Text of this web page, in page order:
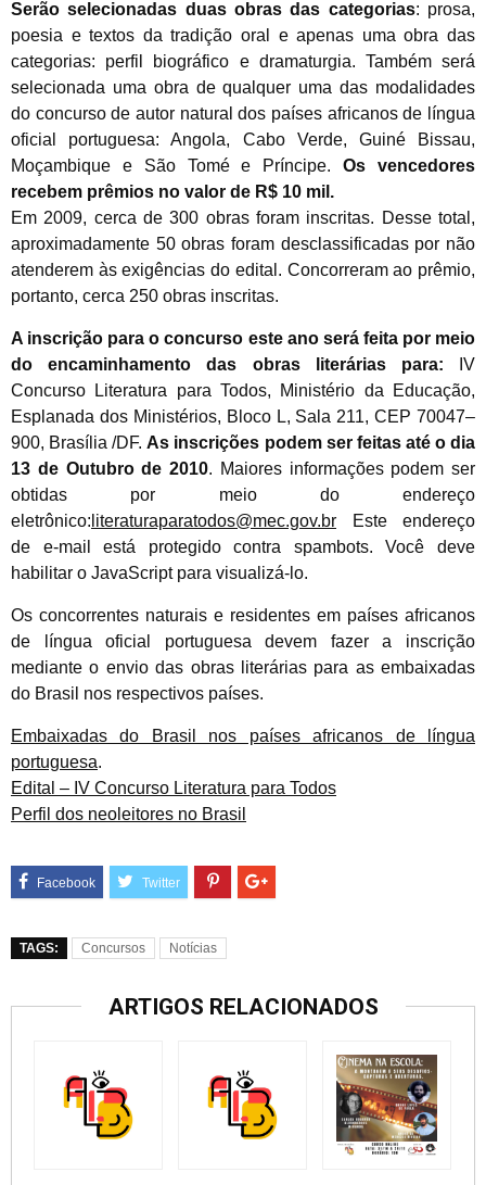
Serão selecionadas duas obras das categorias: prosa,
poesia e textos da tradição oral e apenas uma obra das
categorias: perfil biográfico e dramaturgia. Também será
selecionada uma obra de qualquer uma das modalidades
do concurso de autor natural dos países africanos de língua
oficial portuguesa: Angola, Cabo Verde, Guiné Bissau,
Moçambique e São Tomé e Príncipe.Os vencedores
recebem prêmios no valor de R$ 10 mil.
Em 2009, cerca de 300 obras foram inscritas. Desse total,
aproximadamente 50 obras foram desclassificadas por não
atenderem às exigências do edital. Concorreram ao prêmio,
portanto, cerca 250 obras inscritas.
A inscrição para o concurso este ano será feita por meio
do encaminhamento das obras literárias para: IV
Concurso Literatura para Todos, Ministério da Educação,
Esplanada dos Ministérios, Bloco L, Sala 211, CEP 70047–
900, Brasília /DF.As inscrições podem ser feitas até o dia
13 de Outubro de 2010. Maiores informações podem ser
obtidas por meio do endereço
eletrônico: literaturaparatodos@mec.gov.br Este endereço
de e-mail está protegido contra spambots. Você deve
habilitar o JavaScript para visualizá-lo.
Os concorrentes naturais e residentes em países africanos
de língua oficial portuguesa devem fazer a inscrição
mediante o envio das obras literárias para as embaixadas
do Brasil nos respectivos países.
Embaixadas do Brasil nos países africanos de língua
portuguesa.
Edital – IV Concurso Literatura para Todos
Perfil dos neoleitores no Brasil
TAGS: Concursos Notícias
ARTIGOS RELACIONADOS